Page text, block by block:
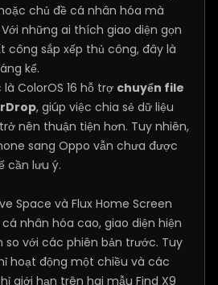
chủ đề cá nhân hóa mà
những ai thích giao diện gọn
công sắp xếp thủ công, đây là
kể.
ColorOS 16 hỗ trợ chuyển file
, giúp việc chia sẻ dữ liệu
nên thuận tiện hơn. Tuy nhiên,
sang Oppo vẫn chưa được
cần lưu ý.
Space và Flux Home Screen
nhân hóa cao, giao diện hiện
so với các phiên bản trước. Tuy
hoạt động một chiều và các
giới hạn trên hai mẫu Find X9